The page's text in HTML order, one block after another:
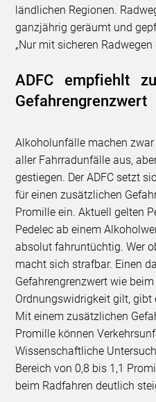
ländlichen Regionen.
ganzjährig geräumt und
„Nur mit sicheren
ADFC empfiehlt
Gefahrengrenzwert
Alkoholunfälle machen
aller Fahrradunfälle aus,
gestiegen. Der ADFC setzt
für einen zusätzlichen
Promille ein. Aktuell gelten
Pedelec ab einem
absolut fahruntüchtig. Wer
macht sich strafbar. Einen
Gefahrengrenzwert wie
Ordnungswidrigkeit gilt, gibt
Mit einem zusätzlichen
Promille können
Wissenschaftliche
Bereich von 0,8 bis 1,1
beim Radfahren deutlich